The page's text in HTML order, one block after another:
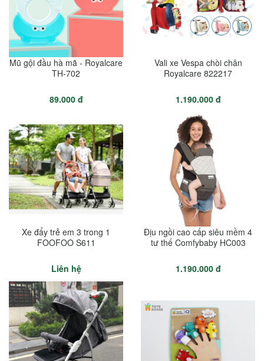
Mũ gội đầu hà mã - Royalcare
TH-702
89.000 đ
Vali xe Vespa chòi chân
Royalcare 822217
1.190.000 đ
Xe đẩy trẻ em 3 trong 1
FOOFOO S611
Liên hệ
Địu ngồi cao cấp siêu mềm 4
tư thế Comfybaby HC003
1.190.000 đ